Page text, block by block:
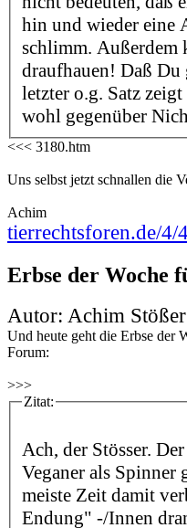
hin und wieder eine
schlimm. Außerdem
draufhauen! Daß
letzter o.g. Satz
wohl gegenüber
<<< 3180.htm
Uns selbst jetzt schnallen die
Achim
tierrechtsforen.de/4/
Erbse der Woche
Autor: Achim
Und heute geht die Erbse der
Forum:
>>>
Zitat:
Ach, der Stösser.
Veganer als
meiste Zeit damit
Endung" -/Innen